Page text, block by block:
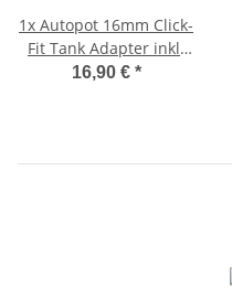
1x Autopot 16mm Click-
Fit Tank Adapter inkl.
Filter
16,90 € *